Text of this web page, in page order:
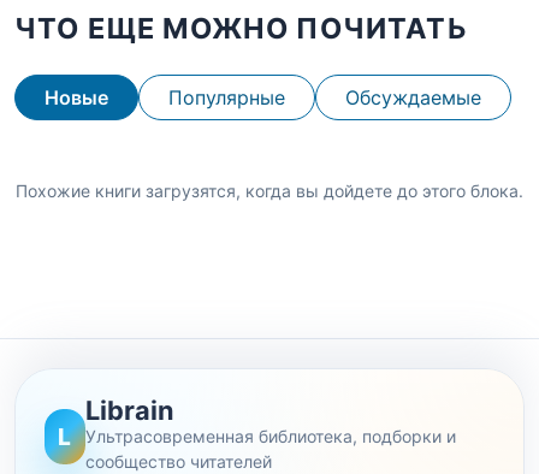
ЧТО ЕЩЕ МОЖНО ПОЧИТАТЬ
Новые Популярные Обсуждаемые
Похожие книги загрузятся, когда вы дойдете до этого блока.
L
Librain
Ультрасовременная библиотека, подборки и
сообщество читателей